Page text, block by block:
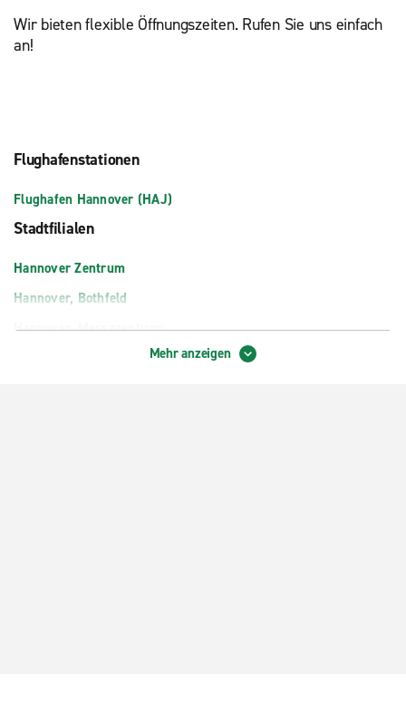
Wir bieten flexible Öffnungszeiten. Rufen Sie uns einfach
an!
Flughafenstationen
Flughafen Hannover (HAJ)
Stadtfilialen
Hannover Zentrum
Hannover, Bothfeld
Hannover, Messezentrum
Mehr anzeigen